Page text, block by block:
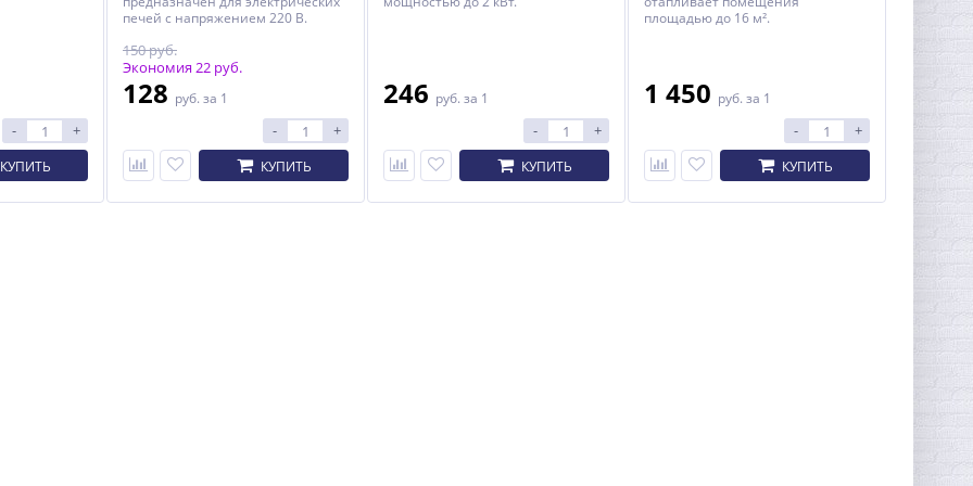
Печь отопительная
Сибирь БВ-120 (Булерьян)
27 050
Гриль-Мангал ROLAND Sr
58 246
- +
КУПИТЬ
печей с напряжением 220 В.
150 руб.
Экономия 22 руб.
128 руб. за 1
- +
КУПИТЬ
246 руб. за 1
- +
КУПИТЬ
площадью до 16 м².
1 450 руб. за 1
- +
КУПИТЬ